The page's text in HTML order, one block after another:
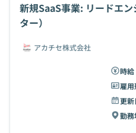
新規SaaS事業: リードエ
ター）
アカチセ株式会社
時
雇
更新
勤務